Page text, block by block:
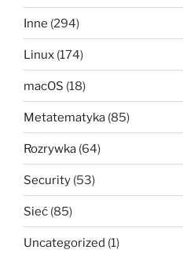
Inne (294)
Linux (174)
macOS (18)
Metatematyka (85)
Rozrywka (64)
Security (53)
Sieć (85)
Uncategorized (1)